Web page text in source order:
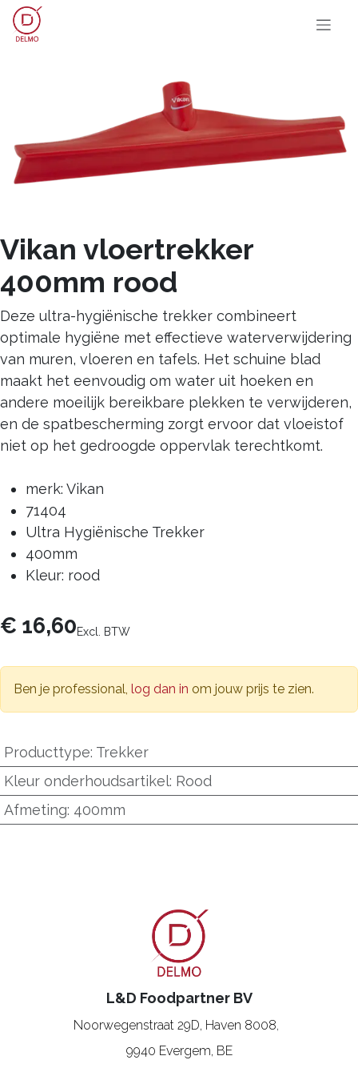
OVERSLAAN NAAR INHOUD
Vikan vloertrekker
400mm rood
Deze ultra-hygiënische trekker combineert
optimale hygiëne met effectieve waterverwijdering
van muren, vloeren en tafels. Het schuine blad
maakt het eenvoudig om water uit hoeken en
andere moeilijk bereikbare plekken te verwijderen,
en de spatbescherming zorgt ervoor dat vloeistof
niet op het gedroogde oppervlak terechtkomt.
merk: Vikan
71404
Ultra Hygiënische Trekker
400mm
Kleur: rood
€ 16,60Excl. BTW
Ben je professional, log dan in om jouw prijs te zien.
Producttype: Trekker
Kleur onderhoudsartikel: Rood
Afmeting: 400mm
L&D Foodpartner BV
Noorwegenstraat 29D, Haven 8008,
9940 Evergem, BE